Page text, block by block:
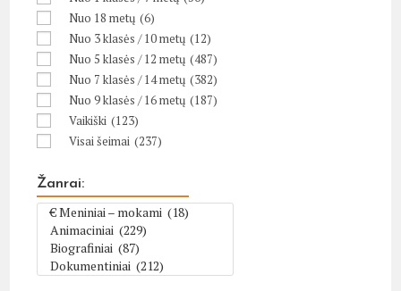
Nuo 18 metų (6)
Nuo 3 klasės / 10 metų (12)
Nuo 5 klasės / 12 metų (487)
Nuo 7 klasės / 14 metų (382)
Nuo 9 klasės / 16 metų (187)
Vaikiški (123)
Visai šeimai (237)
Žanrai: